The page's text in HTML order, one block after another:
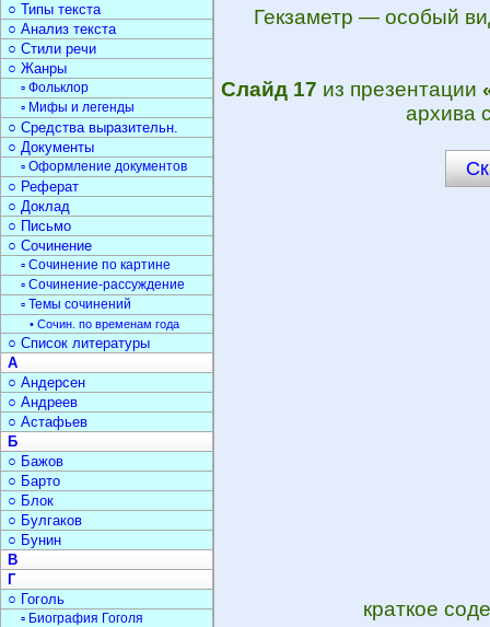
Гекзаметр — особый
Слайд 17 из презентации
архива
краткое
○ Типы текста
○ Анализ текста
○ Стили речи
○ Жанры
▫ Фольклор
▫ Мифы и легенды
○ Средства выразительн.
○ Документы
▫ Оформление документов
○ Реферат
○ Доклад
○ Письмо
○ Сочинение
▫ Сочинение по картине
▫ Сочинение-рассуждение
▫ Темы сочинений
• Сочин. по временам года
○ Список литературы
А
○ Андерсен
○ Андреев
○ Астафьев
Б
○ Бажов
○ Барто
○ Блок
○ Булгаков
○ Бунин
В
Г
○ Гоголь
▫ Биография Гоголя